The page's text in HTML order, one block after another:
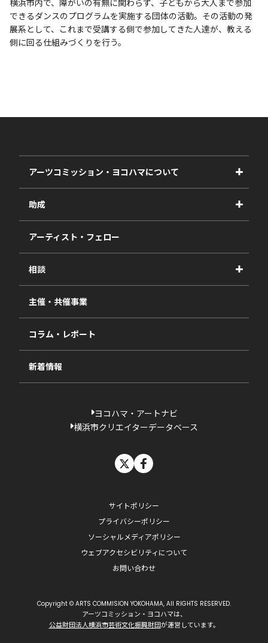
できるダンスのプログラムを実施する団体の活動。その活動の発
展系として、これまで受講する側で参加してきた人達が、教える
側に回る仕組みづくりを行う。
アーツコミッション・ヨコハマについて
事業紹介
事業報告書
助成
2027年度
2026年度
2025年度
2024年度
2023年度
過去の採択一覧
アーティスト・フェロー
相談
視察・ヒアリング・研究
相談依頼フォーム
主催・共催事業
コラム・レポート
新着情報
ヨコハマ・アートナビ
横浜市クリエイターデータベース
サイトポリシー
プライバシーポリシー
ソーシャルメディアポリシー
ウェブアクセシビリティについて
お問い合わせ
Copyright © ARTS COMMISION YOKOHAMA, All RIGHTS RESERVED.
アーツコミッション・ヨコハマは、
公益財団法人横浜市芸術文化振興財団が運営しています。